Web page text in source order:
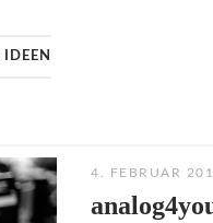
IDEEN
4. FEBRUAR